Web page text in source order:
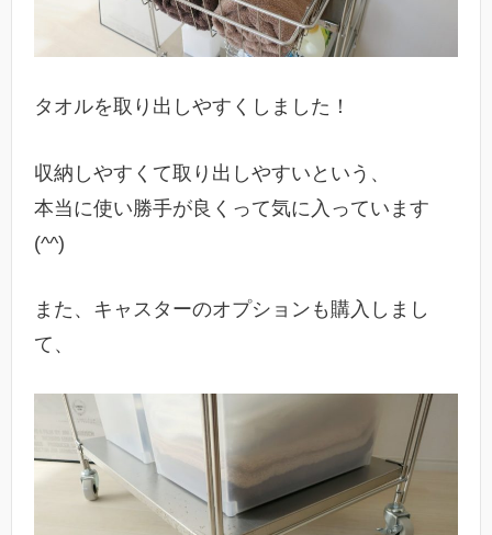
タオルを取り出しやすくしました！
収納しやすくて取り出しやすいという、
本当に使い勝手が良くって気に入っています
(^^)
また、キャスターのオプションも購入しまし
て、